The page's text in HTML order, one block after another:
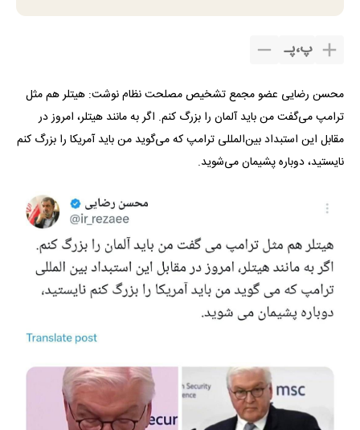
پ،پـ
محسن رضایی عضو مجمع تشخیص مصلحت نظام نوشت: ‬هیتلر هم مثل
ترامپ می‌گفت من باید آلمان را بزرگ کنم. اگر به مانند هیتلر، امروز در
مقابل این استبداد بین‌المللی ترامپ که می‌گوید من باید آمریکا را بزرگ کنم
نایستید، دوباره پشیمان می‌شوید.